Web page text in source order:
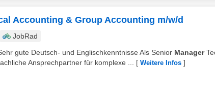
Accounting & Group Accounting m/w/d
JobRad
gute Deutsch- und Englischkenntnisse Als Senior Manager
Ansprechpartner für komplexe ... [ Weitere Infos ]